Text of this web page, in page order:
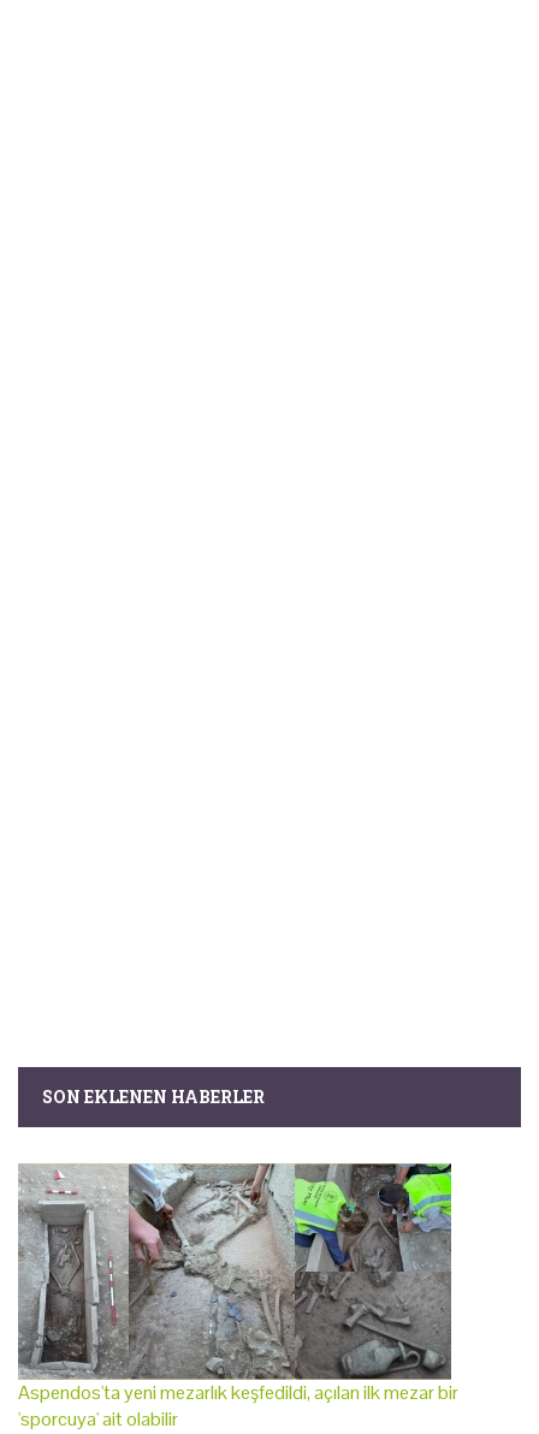
SON EKLENEN HABERLER
Aspendos'ta yeni mezarlık keşfedildi, açılan ilk mezar bir
'sporcuya' ait olabilir